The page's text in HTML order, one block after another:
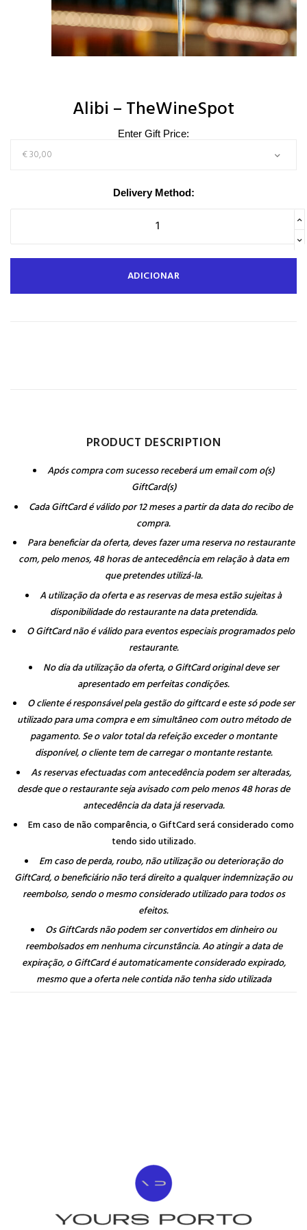
Alibi – TheWineSpot
Enter Gift Price:
Delivery Method:
ADICIONAR
PRODUCT DESCRIPTION
Após compra com sucesso receberá um email com o(s)
GiftCard(s)
Cada GiftCard é válido por 12 meses a partir da data do recibo de
compra.
Para beneficiar da oferta, deves fazer uma reserva no restaurante
com, pelo menos, 48 horas de antecedência em relação à data em
que pretendes utilizá-la.
A utilização da oferta e as reservas de mesa estão sujeitas à
disponibilidade do restaurante na data pretendida.
O GiftCard não é válido para eventos especiais programados pelo
restaurante.
No dia da utilização da oferta, o GiftCard original deve ser
apresentado em perfeitas condições.
O cliente é responsável pela gestão do giftcard e este só pode ser
utilizado para uma compra e em simultâneo com outro método de
pagamento. Se o valor total da refeição exceder o montante
disponível, o cliente tem de carregar o montante restante.
As reservas efectuadas com antecedência podem ser alteradas,
desde que o restaurante seja avisado com pelo menos 48 horas de
antecedência da data já reservada.
Em caso de não comparência, o GiftCard será considerado como
tendo sido utilizado.
Em caso de perda, roubo, não utilização ou deterioração do
GiftCard, o beneficiário não terá direito a qualquer indemnização ou
reembolso, sendo o mesmo considerado utilizado para todos os
efeitos.
Os GiftCards não podem ser convertidos em dinheiro ou
reembolsados em nenhuma circunstância. Ao atingir a data de
expiração, o GiftCard é automaticamente considerado expirado,
mesmo que a oferta nele contida não tenha sido utilizada